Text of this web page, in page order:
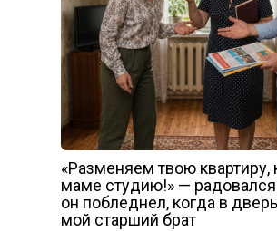
«Разменяем твою квартиру,
маме студию!» —
он побледнел, когда в
мой старший брат